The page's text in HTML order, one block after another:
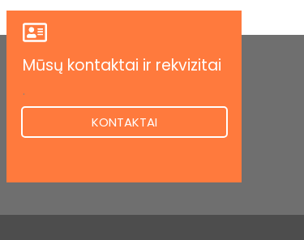
Mūsų kontaktai ir rekvizitai
.
KONTAKTAI